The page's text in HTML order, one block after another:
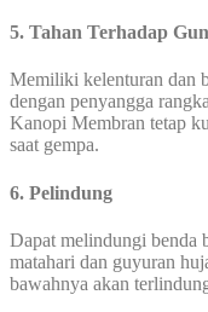
5. Tahan Terhadap
Memiliki kelenturan dan
dengan penyangga
Kanopi Membran tetap
saat gempa.
6. Pelindung
Dapat melindungi benda
matahari dan guyuran
bawahnya akan